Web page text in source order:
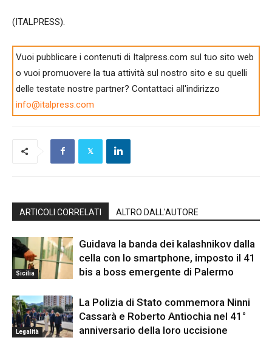
(ITALPRESS).
Vuoi pubblicare i contenuti di Italpress.com sul tuo sito web
o vuoi promuovere la tua attività sul nostro sito e su quelli
delle testate nostre partner? Contattaci all'indirizzo
info@italpress.com
ARTICOLI CORRELATI ALTRO DALL'AUTORE
Sicilia
Guidava la banda dei kalashnikov dalla
cella con lo smartphone, imposto il 41
bis a boss emergente di Palermo
Legalità
La Polizia di Stato commemora Ninni
Cassarà e Roberto Antiochia nel 41°
anniversario della loro uccisione